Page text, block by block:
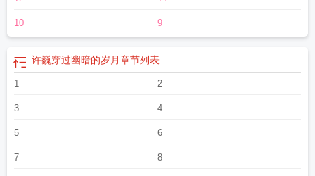
10 9
许巍穿过幽暗的岁月章节列表
1 2
3 4
5 6
7 8